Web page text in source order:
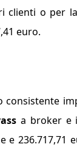
clienti o per
euro.
consistente
a broker e
236.717,71